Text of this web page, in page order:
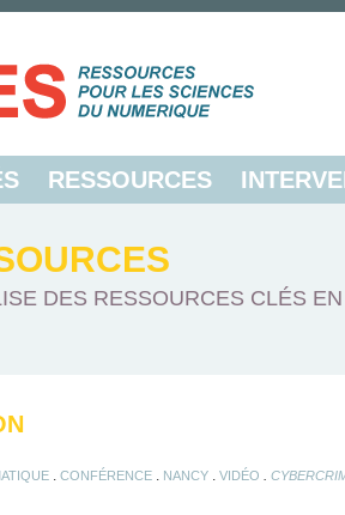
RESSOURCES
DES RESSOURCES CLÉS
CONFÉRENCE NANCY VIDÉO